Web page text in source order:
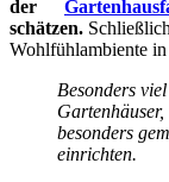
der
schätzen.
Wohlfühlambiente in
Besonders
besonders
einrichten.